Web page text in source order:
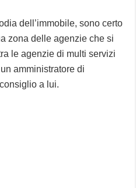
dell’immobile, sono certo
zona delle agenzie che si
le agenzie di multi servizi
amministratore di
a lui.